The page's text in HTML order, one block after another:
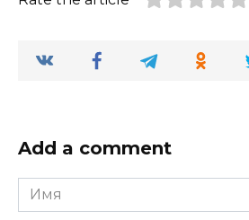
Add a comment
Имя
*